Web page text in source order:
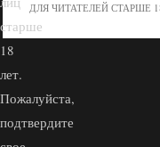
ДЛЯ ЧИТАТЕЛЕЙ СТАРШЕ
старше
18
лет.
Пожалуйста,
подтвердите